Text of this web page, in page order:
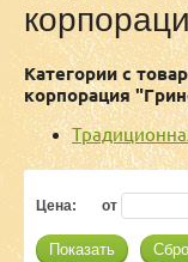
Категории с
корпорация
Цена: от
Показать